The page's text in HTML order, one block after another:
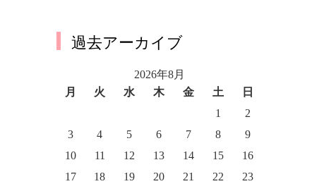
過去アーカイブ
2026年8月
月
火 水 木 金 土
日
1
2
3
4 5 6 7 8
9
10
11 12 13 14 15
16
17
18 19 20 21 22
23